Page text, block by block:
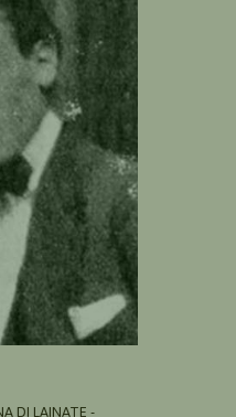
DI LAINATE -